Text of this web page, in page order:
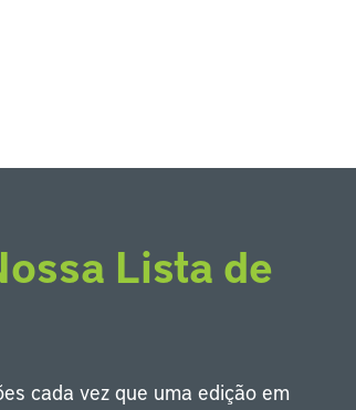
Lista de
cada vez que uma edição em